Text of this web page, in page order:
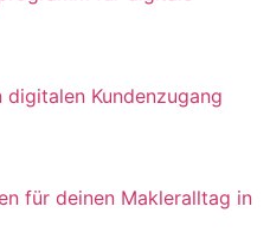
Kundenzugang
für deinen Makleralltag in